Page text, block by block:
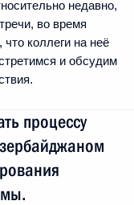
недавно,
во время
коллеги на неё
и обсудим
процессу